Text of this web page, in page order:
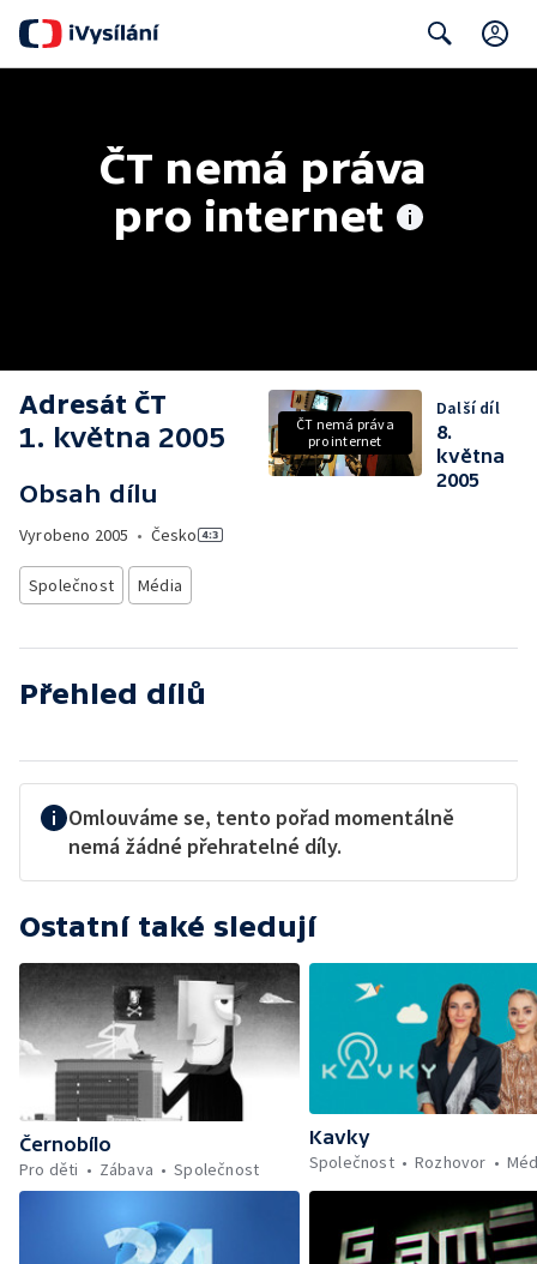
ČT nemá práva
pro internet
Adresát ČT
1. května 2005
Obsah dílu
Vyrobeno 2005 • Česko
Společnost Média
ČT nemá práva
pro internet
Další díl
8.
května
2005
Přehled dílů
Omlouváme se, tento pořad momentálně
nemá žádné přehratelné díly.
Ostatní také sledují
Černobílo
Pro děti
Zábava Společnost
Kavky
Společnost
Rozhovor